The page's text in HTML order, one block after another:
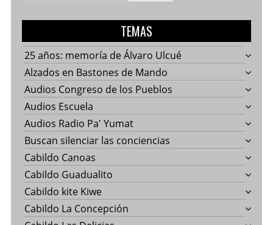
TEMAS
25 años: memoría de Álvaro Ulcué
Alzados en Bastones de Mando
Audios Congreso de los Pueblos
Audios Escuela
Audios Radio Pa' Yumat
Buscan silenciar las conciencias
Cabildo Canoas
Cabildo Guadualito
Cabildo kite Kiwe
Cabildo La Concepción